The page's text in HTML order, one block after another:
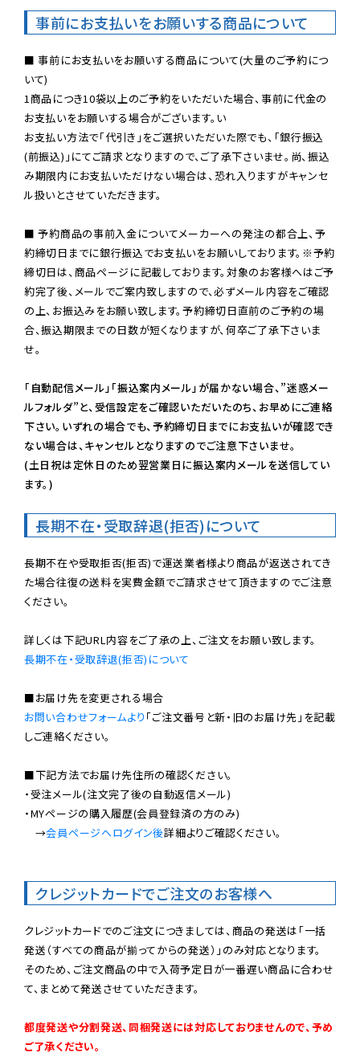
事前にお支払いをお願いする商品について
■ 事前にお支払いをお願いする商品について(大量のご予約につ
いて)
1商品につき10袋以上のご予約をいただいた場合、事前に代金の
お支払いをお願いする場合がございます。い
お支払い方法で「代引き」をご選択いただいた際でも、「銀行振込
(前振込)」にてご請求となりますので、ご了承下さいませ。尚、振込
み期限内にお支払いただけない場合は、恐れ入りますがキャンセ
ル扱いとさせていただきます。
■ 予約商品の事前入金についてメーカーへの発注の都合上、予
約締切日までに銀行振込でお支払いをお願いしております。※予約
締切日は、商品ページに記載しております。対象のお客様へはご予
約完了後、メールでご案内致しますので、必ずメール内容をご確認
の上、お振込みをお願い致します。予約締切日直前のご予約の場
合、振込期限までの日数が短くなりますが、何卒ご了承下さいま
せ。
「自動配信メール」「振込案内メール」が届かない場合、”迷惑メー
ルフォルダ”と、受信設定をご確認いただいたのち、お早めにご連絡
下さい。いずれの場合でも、予約締切日までにお支払いが確認でき
ない場合は、キャンセルとなりますのでご注意下さいませ。
(土日祝は定休日のため翌営業日に振込案内メールを送信してい
ます。)
長期不在・受取辞退(拒否)について
長期不在や受取拒否(拒否)で運送業者様より商品が返送されてき
た場合往復の送料を実費金額でご請求させて頂きますのでご注意
ください。
長期不在・受取辞退(拒否)について
お問い合わせフォームより 「ご注文番号と新・旧のお届け先」を記載
しご連絡ください。
■下記方法でお届け先住所の確認ください。
・受注メール(注文完了後の自動返信メール)
・MYページの購入履歴(会員登録済の方のみ)
→会員ページへログイン後詳細よりご確認ください。
クレジットカードでご注文のお客様へ
クレジットカードでのご注文につきましては、商品の発送は「一括
発送（すべての商品が揃ってからの発送）」のみ対応となります。
そのため、ご注文商品の中で入荷予定日が一番遅い商品に合わせ
て、まとめて発送させていただきます。
都度発送や分割発送、同梱発送には対応しておりませんので、予め
ご了承ください。